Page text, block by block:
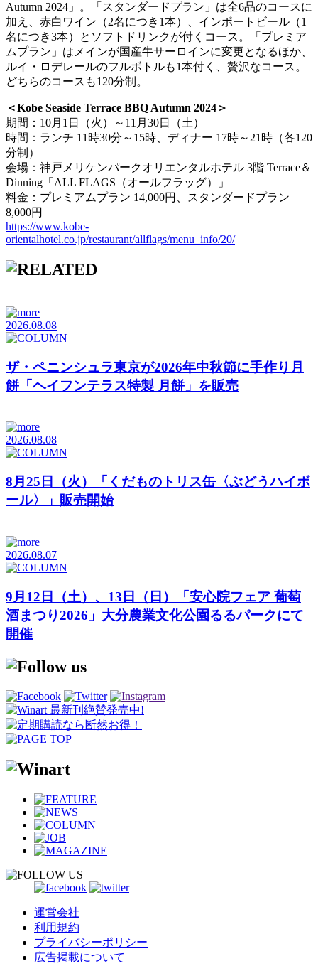
Autumn 2024」。「スタンダードプラン」は全6品のコースに
加え、赤白ワイン（2名につき1本）、インポートビール（1
名につき3本）とソフトドリンクが付くコース。「プレミア
ムプラン」はメインが国産牛サーロインに変更となるほか、
ルイ・ロデレールのフルボトルも1本付く、贅沢なコース。
どちらのコースも120分制。
＜Kobe Seaside Terrace BBQ Autumn 2024＞
期間：10月1日（火）～11月30日（土）
時間：ランチ 11時30分～15時、ディナー 17時～21時（各120
分制）
会場：神戸メリケンパークオリエンタルホテル 3階 Terrace＆
Dinning「ALL FLAGS（オールフラッグ）」
料金：プレミアムプラン 14,000円、スタンダードプラン
8,000円
https://www.kobe-
orientalhotel.co.jp/restaurant/allflags/menu_info/20/
2026.08.08
ザ・ペニンシュラ東京が2026年中秋節に手作り月
餅「ヘイフンテラス特製 月餅」を販売
2026.08.08
8月25日（火）「くだものトリス缶〈ぶどうハイボ
ール〉」販売開始
2026.08.07
9月12日（土）、13日（日）「安心院フェア 葡萄
酒まつり2026」大分農業文化公園るるパークにて
開催
運営会社
利用規約
プライバシーポリシー
広告掲載について